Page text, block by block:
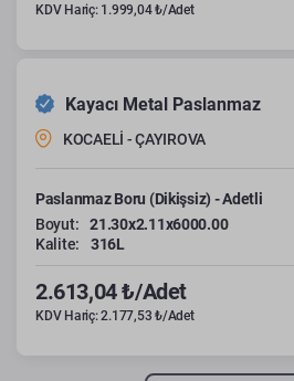
KDV Hariç: 1.999,04 ₺/Adet
Kayacı Metal Paslanmaz
KOCAELİ - ÇAYIROVA
Paslanmaz Boru (Dikişsiz) - Adetli
Boyut:
21.30x2.11x6000.00
Kalite:
316L
2.613,04 ₺/Adet
KDV Hariç: 2.177,53 ₺/Adet